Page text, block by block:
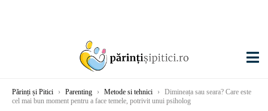
Părinți și Pitici › Parenting › Metode si tehnici ›
Dimineața sau seara? Care este
cel mai bun moment pentru a face temele, potrivit unui psiholog